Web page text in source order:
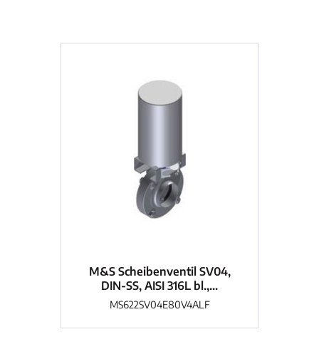
M&S Scheibenventil SV04,
DIN-SS, AISI 316L bl.,...
MS622SV04E80V4ALF